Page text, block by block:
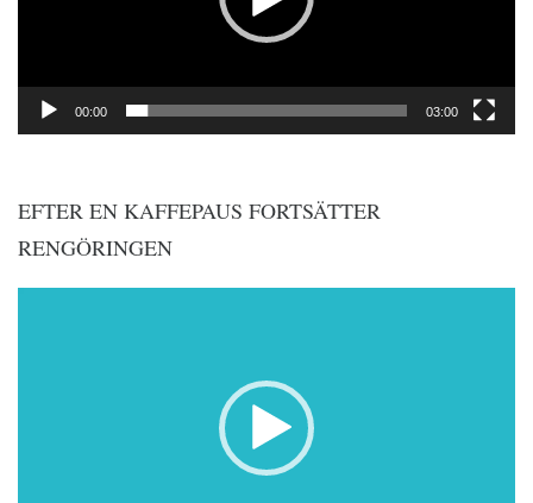
00:00 03:00
EFTER EN KAFFEPAUS FORTSÄTTER
RENGÖRINGEN